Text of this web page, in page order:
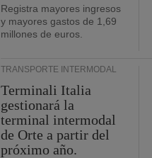
Registra mayores ingresos
y mayores gastos de 1,69
millones de euros.
TRANSPORTE INTERMODAL
Terminali Italia
gestionará la
terminal intermodal
de Orte a partir del
próximo año.